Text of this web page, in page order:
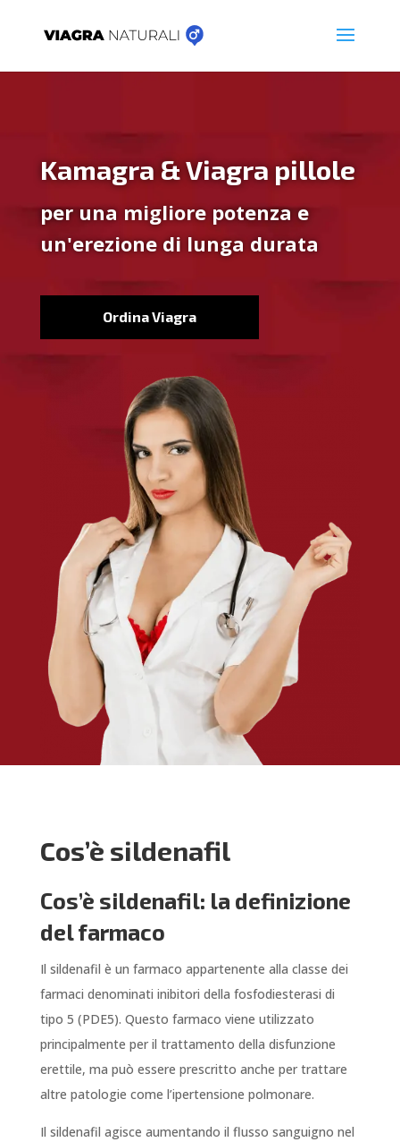
Kamagra & Viagra pillole
per una migliore potenza e
un'erezione di lunga durata
Ordina Viagra
Cos’è sildenafil
Cos’è sildenafil: la definizione
del farmaco
Il sildenafil è un farmaco appartenente alla classe dei
farmaci denominati inibitori della fosfodiesterasi di
tipo 5 (PDE5). Questo farmaco viene utilizzato
principalmente per il trattamento della disfunzione
erettile, ma può essere prescritto anche per trattare
altre patologie come l’ipertensione polmonare.
Il sildenafil agisce aumentando il flusso sanguigno nel